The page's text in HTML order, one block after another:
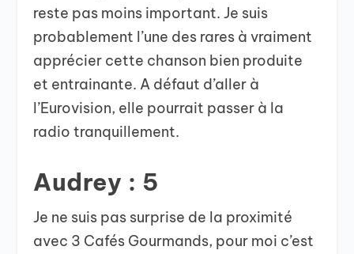
reste pas moins important. Je suis
probablement l’une des rares à vraiment
apprécier cette chanson bien produite
et entrainante. A défaut d’aller à
l’Eurovision, elle pourrait passer à la
radio tranquillement.
Audrey : 5
Je ne suis pas surprise de la proximité
avec 3 Cafés Gourmands, pour moi c’est